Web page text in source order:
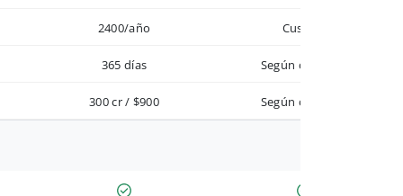
2400/año Custom
365 días Según contrato
300 cr / $900 Según contrato